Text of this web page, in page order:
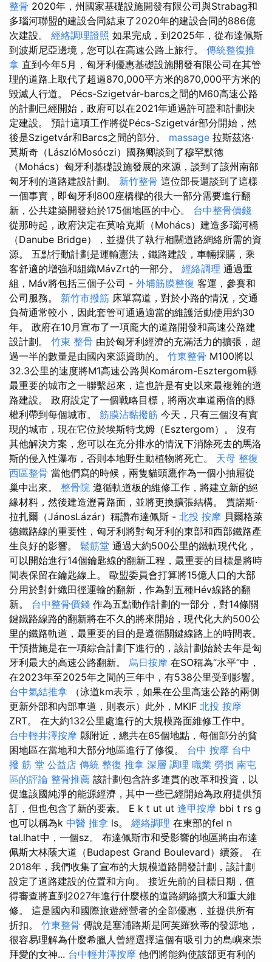
整骨 2020年，州國家基礎設施開發有限公司與Strabag和
多瑙河聯盟的建設合同結束了2020年的建設合同的886億
次建設。 經絡調理證照 如果完成，到2025年，從布達佩斯
到波斯尼亞邊境，您可以在高速公路上旅行。 傳統整復推
拿 直到今年5月，匈牙利優惠基礎設施開發有限公司在其管
理的道路上取代了超過870,000平方米的870,000平方米的
毀滅人行道。 Pécs-Szigetvár-barcs之間的M60高速公路
的計劃已經開始，政府可以在2021年通過許可證和計劃決
定建設。 預計這項工作將從Pécs-Szigetvár部分開始，然
後是Szigetvár和Barcs之間的部分。 massage 拉斯茲洛·
莫斯奇（LászlóMosóczi）國務卿談到了穆罕默德
（Mohács）匈牙利基礎設施發展的來源，談到了該州南部
匈牙利的道路建設計劃。 新竹整骨 這位部長還談到了這樣
一個事實，即匈牙利800座橋樑的很大一部分需要進行翻
新，公共建築開發始於175個地區的中心。 台中整骨價錢
從那時起，政府決定在莫哈克斯（Mohács）建造多瑙河橋
（Danube Bridge），並提供了執行相關道路網絡所需的資
源。 五點行動計劃是運輸憲法，鐵路建設，車輛採購，乘
客舒適的增強和組織MávZrt的一部分。 經絡調理 通過重
組，Máv將包括三個子公司 - 外埔筋膜整復 客運，參賽和
公司服務。 新竹市撥筋 床單寫道，對於小路的情況，交通
負荷通常較小，因此套管可通過適當的維護活動使用約30
年。 政府在10月宣布了一項龐大的道路開發和高速公路建
設計劃。 竹東 整骨 由於匈牙利經濟的充滿活力的擴張，超
過一半的數量是由國內來源資助的。 竹東整骨 M100將以
32.3公里的速度將M1高速公路與Komárom-Esztergom縣
最重要的城市之一聯繫起來，這也許是有史以來最複雜的道
路建設。 政府設定了一個戰略目標，將兩次車道兩倍的縣
權利帶到每個城市。 筋膜沾黏撥筋 今天，只有三個沒有實
現的城市，現在它位於埃斯特戈姆（Esztergom）。 沒有
其他解決方案，您可以在充分排水的情況下消除死去的馬洛
斯的侵入性瀑布，否則本地野生動植物將死亡。 天母 整復
西區整骨 當他們寫的時候，兩隻貓頭鷹作為一個小抽屜從
巢中出來。 整骨院 遵循軌道板的維修工作，將建立新的絕
緣材料，然後建造瀝青路面，並將更換擴張結構。 賈諾斯·
拉扎爾（JánosLázár）稱讚布達佩斯 - 北投 按摩 貝爾格萊
德鐵路線的重要性，匈牙利將對匈牙利的東部和西部鐵路產
生良好的影響。 鬆筋堂 通過大約500公里的鐵軌現代化，
可以開始進行14個鑰匙線的翻新工程，最重要的目標是將時
間表保留在鑰匙線上。 歐盟委員會打算將15億人口的大部
分用於對針織田徑運輸的翻新，作為對五種Hév線路的翻
新。 台中整骨價錢 作為五點動作計劃的一部分，對14條關
鍵鐵路線路的翻新將在不久的將來開始，現代化大約500公
里的鐵路軌道，最重要的目的是遵循關鍵線路上的時間表。
干預措施是在一項綜合計劃下進行的，該計劃始於去年是匈
牙利最大的高速公路翻新。 烏日按摩 在SO稱為“水平”中，
在2023年至2025年之間的三年中，有538公里受到影響。
台中氣結推拿 （泳道km表示，如果在公里高速公路的兩側
更新外部和內部車道，則表示）此外，MKIF 北投 按摩
ZRT。 在大約132公里處進行的大規模路面維修工作中。
台中輕井澤按摩 縣附近，總共在65個地點，每個部分的貧
困地區在當地和大部分地區進行了修復。 台中 按摩 台中
撥 筋 堂 公益店 傳統 整復 推拿 深層 調理 職業 勞損 南屯
區的評論 整骨推薦 該計劃包含許多連貫的改革和投資，以
促進該國純淨的能源經濟，其中一些已經開始為政府提供預
訂，但也包含了新的要素。 E k t ut ut 逢甲按摩 bbi t rs g
也可以稱為k 中醫 推拿 ls。 經絡調理 在東部的fel n
tal.lhat中，一個sz。 布達佩斯市和受影響的地區將由布達
佩斯大林蔭大道（Budapest Grand Boulevard）續簽。 在
2018年，我們收集了宣布的大規模道路開發計劃，該計劃
設定了道路建設的位置和方向。 接近先前的目標日期，值
得審查將直到2027年進行什麼樣的道路網絡擴大和重大維
修。 這是國內和國際旅遊經營者的全部優惠，並提供所有
折扣。 竹東整骨 傳說是塞浦路斯是阿芙羅狄蒂的發源地，
很容易理解為什麼希臘人曾經選擇這個有吸引力的島嶼來崇
拜愛的女神... 台中輕井澤按摩 他們將能夠使該部更有利的